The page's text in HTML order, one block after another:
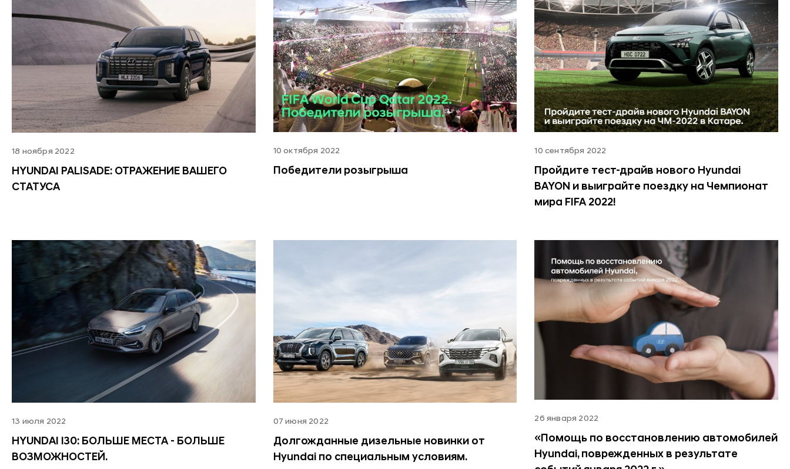
18 ноября 2022
HYUNDAI PALISADE: ОТРАЖЕНИЕ ВАШЕГО
СТАТУСА
10 октября 2022
Победители розыгрыша
10 сентября 2022
Пройдите тест-драйв нового Hyundai
BAYON и выиграйте поездку на Чемпионат
мира FIFA 2022!
13 июля 2022
HYUNDAI I30: БОЛЬШЕ МЕСТА - БОЛЬШЕ
ВОЗМОЖНОСТЕЙ.
07 июня 2022
Долгожданные дизельные новинки от
Hyundai по специальным условиям.
26 января 2022
«Помощь по восстановлению автомобилей
Hyundai, поврежденных в результате